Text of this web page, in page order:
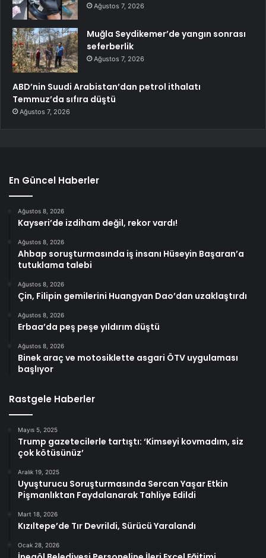
Ağustos 7, 2026
Muğla Seydikemer’de yangın sonrası
seferberlik
Ağustos 7, 2026
ABD’nin Suudi Arabistan’dan petrol ithalatı
Temmuz’da sıfıra düştü
Ağustos 7, 2026
En Güncel Haberler
Ağustos 8, 2026
Kayseri’de izdiham değil, rekor vardı!
Ağustos 8, 2026
Ahbap soruşturmasında iş insanı Hüseyin Başaran’a
tutuklama talebi
Ağustos 8, 2026
Çin, Filipin gemilerini Huangyan Dao’dan uzaklaştırdı
Ağustos 8, 2026
Erbaa’da peş peşe yıldırım düştü
Ağustos 8, 2026
Binek araç ve motosiklette asgari ÖTV uygulaması
başlıyor
Rastgele Haberler
Mayıs 5, 2025
Trump gazetecilerle tartıştı: ‘Kimseyi kovmadım, siz
çok kötüsünüz’
Aralık 19, 2025
Uyuşturucu Soruşturmasında Sercan Yaşar Etkin
Pişmanlıktan Faydalanarak Tahliye Edildi
Mart 18, 2026
Kızıltepe’de Tır Devrildi, Sürücü Yaralandı
Ocak 28, 2026